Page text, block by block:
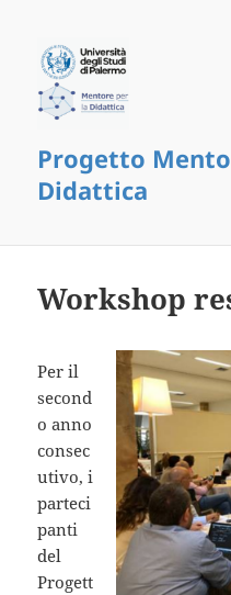
Progetto
Didattica
Workshop
Per il
second
o anno
consec
utivo, i
parteci
panti
del
Progett